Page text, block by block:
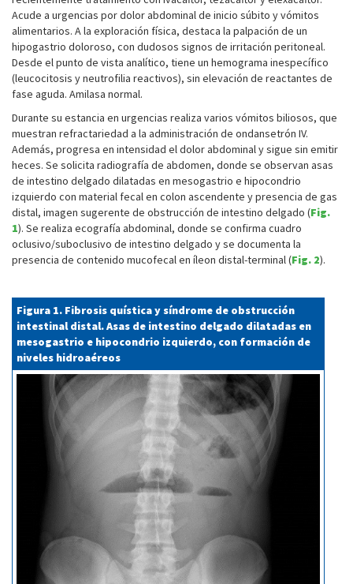
Acude a urgencias por dolor abdominal de inicio súbito y vómitos
alimentarios. A la exploración física, destaca la palpación de un
hipogastrio doloroso, con dudosos signos de irritación peritoneal.
Desde el punto de vista analítico, tiene un hemograma inespecífico
(leucocitosis y neutrofilia reactivos), sin elevación de reactantes de
fase aguda. Amilasa normal.
Durante su estancia en urgencias realiza varios vómitos biliosos, que
muestran refractariedad a la administración de ondansetrón IV.
Además, progresa en intensidad el dolor abdominal y sigue sin emitir
heces. Se solicita radiografía de abdomen, donde se observan asas
de intestino delgado dilatadas en mesogastrio e hipocondrio
izquierdo con material fecal en colon ascendente y presencia de gas
distal, imagen sugerente de obstrucción de intestino delgado (Fig.
1). Se realiza ecografía abdominal, donde se confirma cuadro
oclusivo/suboclusivo de intestino delgado y se documenta la
presencia de contenido mucofecal en íleon distal-terminal (Fig. 2).
Figura 1. Fibrosis quística y síndrome de obstrucción
intestinal distal. Asas de intestino delgado dilatadas en
mesogastrio e hipocondrio izquierdo, con formación de
niveles hidroaéreos